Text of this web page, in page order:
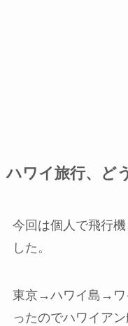
ハワイ旅行、ど
今回は個人で飛行
した。
東京→ハワイ島→ワ
ったのでハワイア